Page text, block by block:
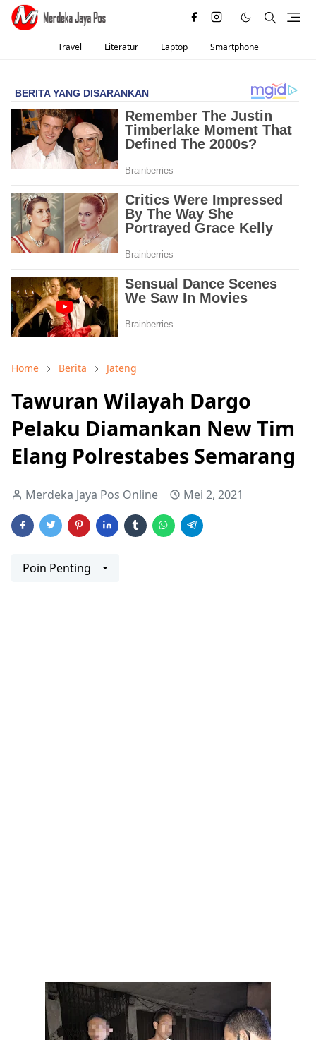
Travel Literatur Laptop Smartphone
Home Berita Jateng
Tawuran Wilayah Dargo
Pelaku Diamankan New Tim
Elang Polrestabes Semarang
Merdeka Jaya Pos Online Mei 2, 2021
Poin Penting